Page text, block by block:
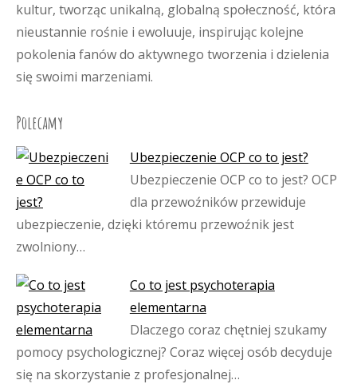
kultur, tworząc unikalną, globalną społeczność, która
nieustannie rośnie i ewoluuje, inspirując kolejne
pokolenia fanów do aktywnego tworzenia i dzielenia
się swoimi marzeniami.
Polecamy
Ubezpieczenie OCP co to jest?
Ubezpieczenie OCP co to jest? OCP
dla przewoźników przewiduje
ubezpieczenie, dzięki któremu przewoźnik jest
zwolniony…
Co to jest psychoterapia
elementarna
Dlaczego coraz chętniej szukamy
pomocy psychologicznej? Coraz więcej osób decyduje
się na skorzystanie z profesjonalnej…